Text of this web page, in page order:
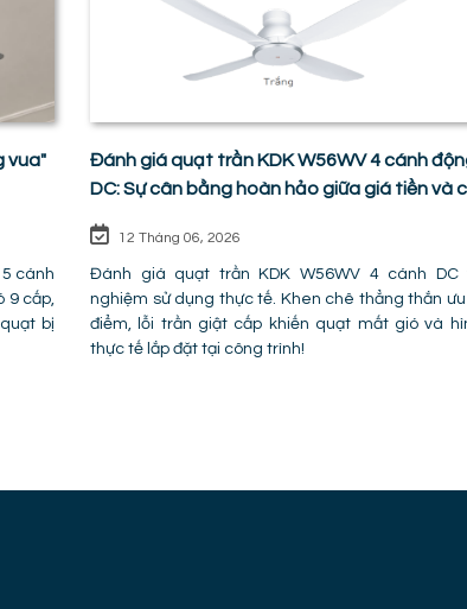
vua"
cánh
9 cấp,
bị
Đánh giá quạt trần KDK W56WV 4 cánh
DC: Sự cân bằng hoàn hảo giữa giá tiền và
12 Tháng 06, 2026
Đánh giá quạt trần KDK W56WV 4 cánh DC
nghiệm sử dụng thực tế. Khen chê thẳng thắn
điểm, lỗi trần giật cấp khiến quạt mất gió và
thực tế lắp đặt tại công trình!